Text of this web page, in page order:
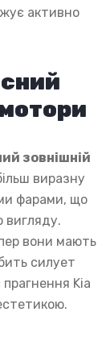
активно
мотори
зовнішній
виразну
фарами, що
вигляду.
вони мають
силует
Kia